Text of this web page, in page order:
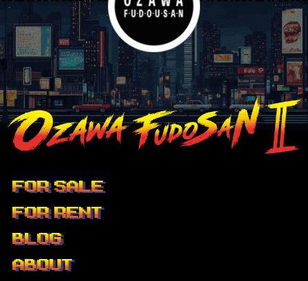
FOR SALE
FOR RENT
BLOG
ABOUT